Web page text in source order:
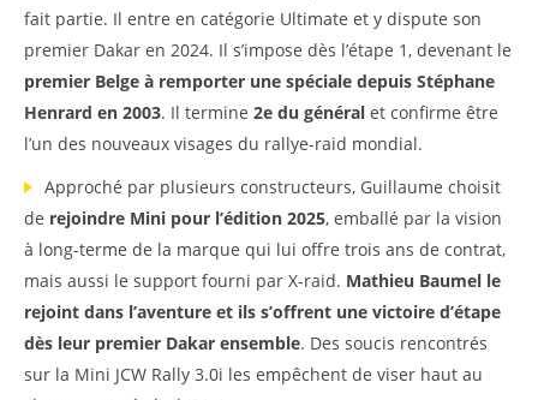
fait partie. Il entre en catégorie Ultimate et y dispute son
premier Dakar en 2024. Il s’impose dès l’étape 1, devenant le
premier Belge à remporter une spéciale depuis Stéphane
Henrard en 2003. Il termine 2e du général et confirme être
l’un des nouveaux visages du rallye-raid mondial.
Approché par plusieurs constructeurs, Guillaume choisit
de rejoindre Mini pour l’édition 2025, emballé par la vision
à long-terme de la marque qui lui offre trois ans de contrat,
mais aussi le support fourni par X-raid. Mathieu Baumel le
rejoint dans l’aventure et ils s’offrent une victoire d’étape
dès leur premier Dakar ensemble. Des soucis rencontrés
sur la Mini JCW Rally 3.0i les empêchent de viser haut au